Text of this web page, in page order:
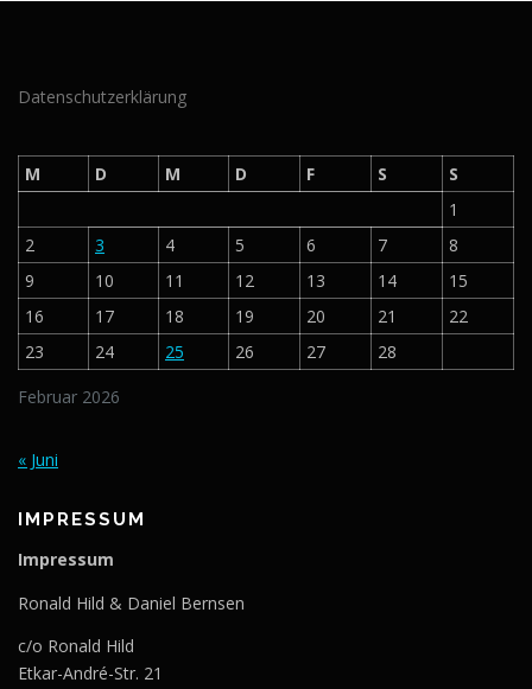
Datenschutzerklärung
Februar 2026
M D M D F S
S
1
2
3 4 5 6 7
8
9
10 11 12 13 14
15
16
17 18 19 20 21
22
23
24 25 26 27 28
« Juni
IMPRESSUM
Impressum
Ronald Hild & Daniel Bernsen
c/o Ronald Hild
Etkar-André-Str. 21